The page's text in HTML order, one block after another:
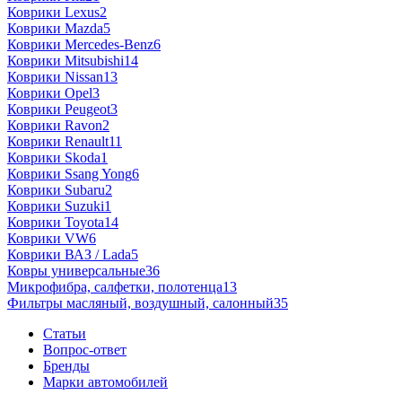
Коврики Lexus2
Коврики Mazda5
Коврики Mercedes-Benz6
Коврики Mitsubishi14
Коврики Nissan13
Коврики Opel3
Коврики Peugeot3
Коврики Ravon2
Коврики Renault11
Коврики Skoda1
Коврики Ssang Yong6
Коврики Subaru2
Коврики Suzuki1
Коврики Toyota14
Коврики VW6
Коврики ВАЗ / Lada5
Ковры универсальные36
Микрофибра, салфетки, полотенца13
Фильтры масляный, воздушный, салонный35
Статьи
Вопрос-ответ
Бренды
Марки автомобилей